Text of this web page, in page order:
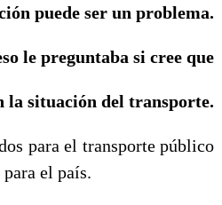
puede ser un problema.
le preguntaba si cree que
la situación del transporte.
para el transporte público
el país.